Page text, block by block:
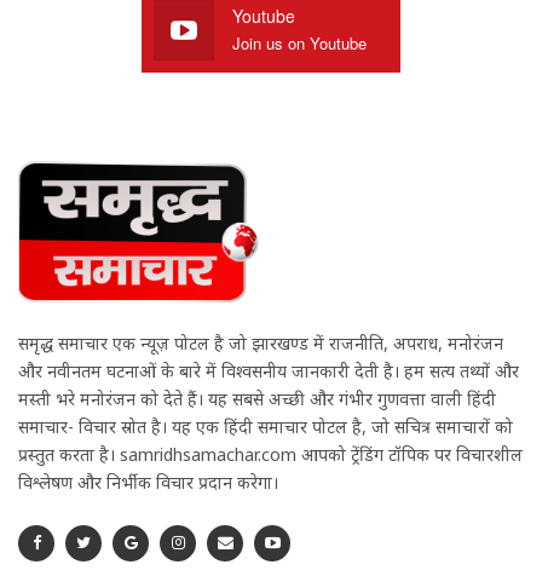
Youtube
Join us on Youtube
समृद्ध समाचार एक न्यूज़ पोर्टल है जो झारखण्ड में राजनीति, अपराध, मनोरंजन
और नवीनतम घटनाओं के बारे में विश्वसनीय जानकारी देती है। हम सत्य तथ्यों और
मस्ती भरे मनोरंजन को देते हैं। यह सबसे अच्छी और गंभीर गुणवत्ता वाली हिंदी
समाचार- विचार स्रोत है। यह एक हिंदी समाचार पोर्टल है, जो सचित्र समाचारों को
प्रस्तुत करता है। samridhsamachar.com आपको ट्रेंडिंग टॉपिक पर विचारशील
विश्लेषण और निर्भीक विचार प्रदान करेगा।